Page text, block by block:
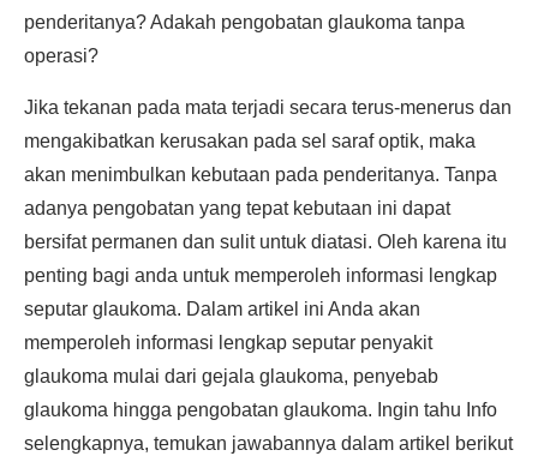
penderitanya? Adakah pengobatan glaukoma tanpa
operasi?
Jika tekanan pada mata terjadi secara terus-menerus dan
mengakibatkan kerusakan pada sel saraf optik, maka
akan menimbulkan kebutaan pada penderitanya. Tanpa
adanya pengobatan yang tepat kebutaan ini dapat
bersifat permanen dan sulit untuk diatasi. Oleh karena itu
penting bagi anda untuk memperoleh informasi lengkap
seputar glaukoma. Dalam artikel ini Anda akan
memperoleh informasi lengkap seputar penyakit
glaukoma mulai dari gejala glaukoma, penyebab
glaukoma hingga pengobatan glaukoma. Ingin tahu Info
selengkapnya, temukan jawabannya dalam artikel berikut